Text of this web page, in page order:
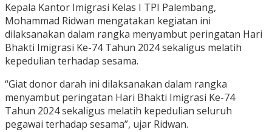
Kepala Kantor Imigrasi Kelas I TPI Palembang,
Mohammad Ridwan mengatakan kegiatan ini
dilaksanakan dalam rangka menyambut peringatan Hari
Bhakti Imigrasi Ke-74 Tahun 2024 sekaligus melatih
kepedulian terhadap sesama.
“Giat donor darah ini dilaksanakan dalam rangka
menyambut peringatan Hari Bhakti Imigrasi Ke-74
Tahun 2024 sekaligus melatih kepedulian seluruh
pegawai terhadap sesama”, ujar Ridwan.